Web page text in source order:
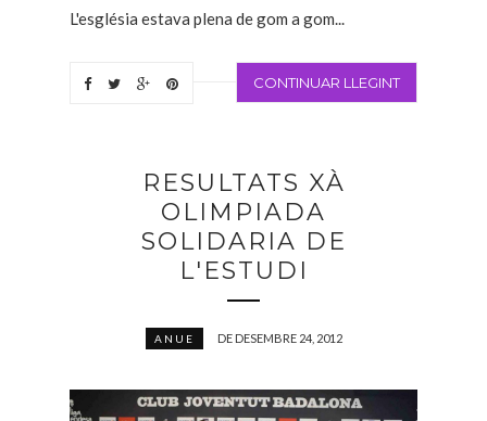
L'església estava plena de gom a gom...
CONTINUAR LLEGINT
RESULTATS XÀ
OLIMPIADA
SOLIDARIA DE
L'ESTUDI
ANUE DE DESEMBRE 24, 2012